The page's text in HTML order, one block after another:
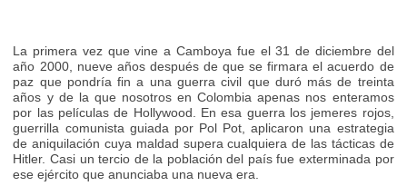
La primera vez que vine a Camboya fue el 31 de diciembre del
año 2000, nueve años después de que se firmara el acuerdo de
paz que pondría fin a una guerra civil que duró más de treinta
años y de la que nosotros en Colombia apenas nos enteramos
por las películas de Hollywood. En esa guerra los jemeres rojos,
guerrilla comunista guiada por Pol Pot, aplicaron una estrategia
de aniquilación cuya maldad supera cualquiera de las tácticas de
Hitler. Casi un tercio de la población del país fue exterminada por
ese ejército que anunciaba una nueva era.